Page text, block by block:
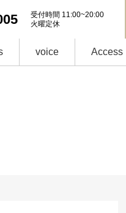
受付時間 11:00~20:00
火曜定休
voice Access